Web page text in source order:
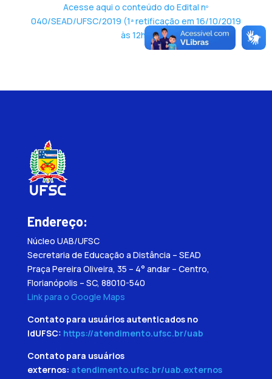
Acesse aqui o conteúdo do Edital nº
040/SEAD/UFSC/2019 (1ª retificação em 16/10/2019
às 12h).
Endereço:
Núcleo UAB/UFSC
Secretaria de Educação a Distância – SEAD
Praça Pereira Oliveira, 35 – 4° andar – Centro,
Florianópolis – SC, 88010-540
Link para o Google Maps
Contato para usuários autenticados no
IdUFSC: https://atendimento.ufsc.br/uab
Contato para usuários
externos: atendimento.ufsc.br/uab.externos